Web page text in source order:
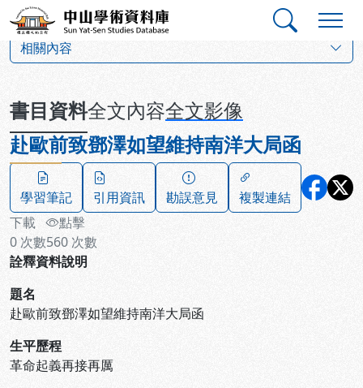
跳到主要內容
中山學術資料庫
相關內容
書目資料全文內容全文影像
赴歐前致鄧澤如望維持南洋大局函
學習筆記 引用資訊 勘誤意見
複製連結
下載
0 次數
點擊
560 次數
詮釋資料說明
題名
赴歐前致鄧澤如望維持南洋大局函
生平歷程
革命起義再接再厲